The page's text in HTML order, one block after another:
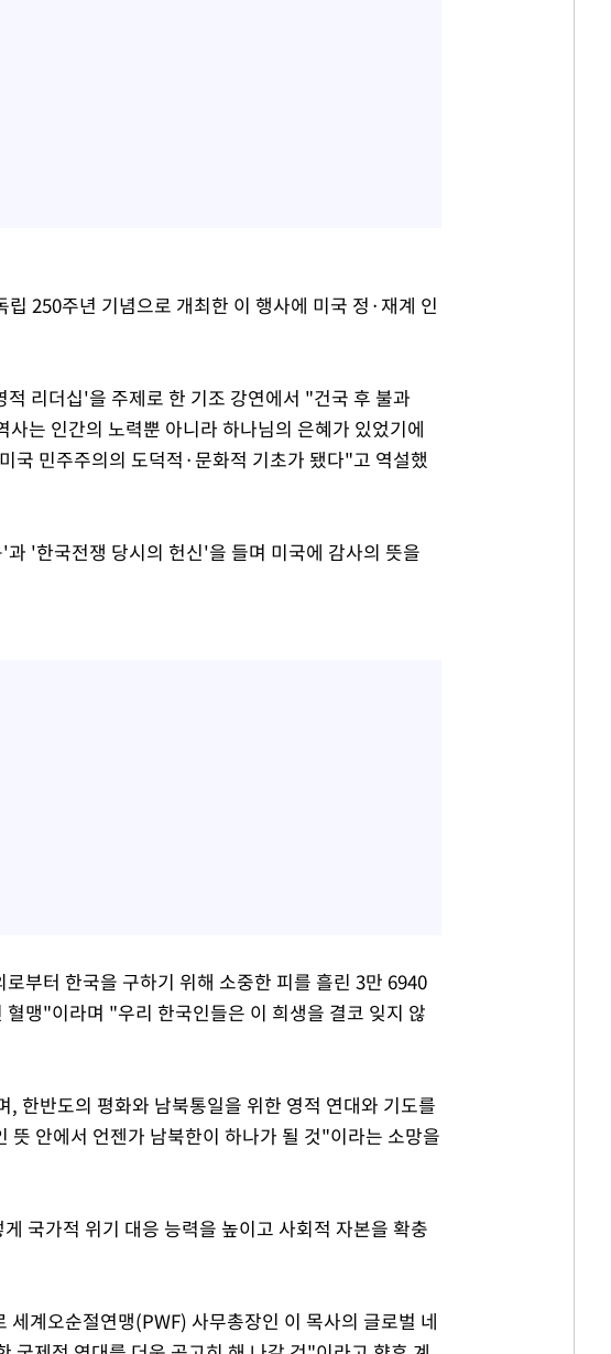
250주년 기념으로 개최한 이 행사에 미국 정·재계 인
리더십'을 주제로 한 기조 강연에서 "건국 후 불과
는 인간의 노력뿐 아니라 하나님의 은혜가 있었기에
국 민주주의의 도덕적·문화적 기초가 됐다"고 역설했
'한국전쟁 당시의 헌신'을 들며 미국에 감사의 뜻을
부터 한국을 구하기 위해 소중한 피를 흘린 3만 6940
맹"이라며 "우리 한국인들은 이 희생을 결코 잊지 않
한반도의 평화와 남북통일을 위한 영적 연대와 기도를
안에서 언젠가 남북한이 하나가 될 것"이라는 소망을
국가적 위기 대응 능력을 높이고 사회적 자본을 확충
계오순절연맹(PWF) 사무총장인 이 목사의 글로벌 네